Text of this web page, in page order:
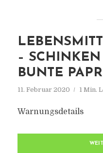
– SCHINKEN
BUNTE
11. Februar 2020 1 Min.
Warnungsdetails